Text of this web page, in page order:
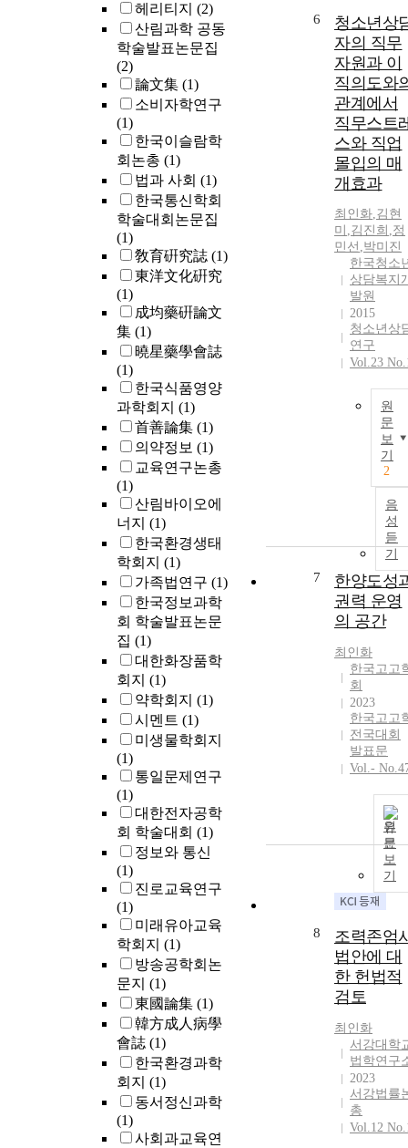
헤리티지 (2)
산림과학 공동
학술발표논문집
(2)
論文集 (1)
소비자학연구
(1)
한국이슬람학
회논총 (1)
법과 사회 (1)
한국통신학회
학술대회논문집
(1)
敎育硏究誌 (1)
東洋文化硏究
(1)
成均藥硏論文
集 (1)
曉星藥學會誌
(1)
한국식품영양
과학회지 (1)
首善論集 (1)
의약정보 (1)
교육연구논총
(1)
산림바이오에
너지 (1)
한국환경생태
학회지 (1)
가족법연구 (1)
한국정보과학
회 학술발표논문
집 (1)
대한화장품학
회지 (1)
약학회지 (1)
시멘트 (1)
미생물학회지
(1)
통일문제연구
(1)
대한전자공학
회 학술대회 (1)
정보와 통신
(1)
진로교육연구
(1)
미래유아교육
학회지 (1)
방송공학회논
문지 (1)
東國論集 (1)
韓方成人病學
會誌 (1)
한국환경과학
회지 (1)
동서정신과학
(1)
사회과교육연
6
청소년상
자의 직무
자원과 이
직의도와
관계에서
직무스트
스와 직업
몰입의 매
개효과
최인화,김현
미 ,김진희 ,정
민선 ,박미진
한국청소
상담복지
발원
2015
청소년상
연구
Vol.23
원
문
보
기
2
음
성
듣
기
7
한양도성
권력 운영
의 공간
최인화
한국고고
회
2023
한국고고
전국대회
발표문
Vol.-
원
문
보
기
8
조력존엄
법안에 대
한 헌법적
검토
최인화
서강대학
법학연구
2023
서강법률
총
Vol.12